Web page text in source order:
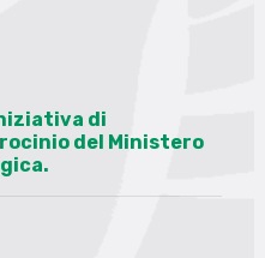
di
del Ministero